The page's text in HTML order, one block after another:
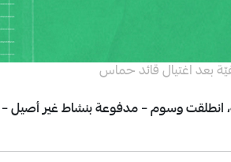
بعد اغتيال قائد حماس
انطلقت وسوم – مدفوعة بنشاط غير أصيل –